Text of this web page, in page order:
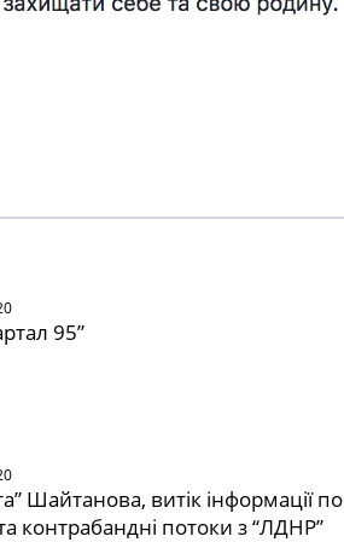
95”
Шайтанова, витік інформації по
контрабандні потоки з “ЛДНР”